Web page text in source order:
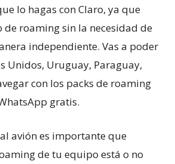
lo hagas con Claro, ya que
de roaming sin la necesidad de
independiente. Vas a poder
Unidos, Uruguay, Paraguay,
con los packs de roaming
gratis.
avión es importante que
de tu equipo está o no